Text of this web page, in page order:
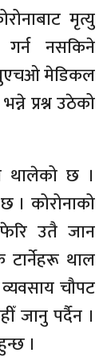
मृत्यु
गर्न नसकिने
मेडिकल
प्रश्न उठेको
थालेको छ ।
। कोरोनाको
उतै जान
थाल
चौपट
जानु पर्दैन ।
।